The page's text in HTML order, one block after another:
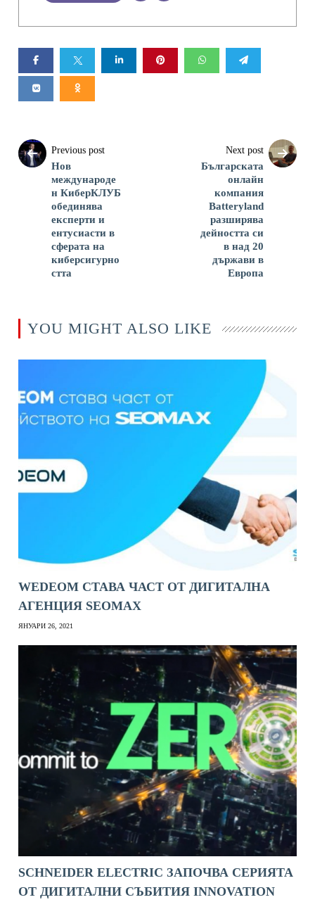
Previous post
Нов
международе
н КиберКЛУБ
обединява
експерти и
ентусиасти в
сферата на
киберсигурно
стта
Next post
Българската
онлайн
компания
Batteryland
разширява
дейността си
в над 20
държави в
Европа
YOU MIGHT ALSO LIKE
WEDEOM СТАВА ЧАСТ ОТ ДИГИТАЛНА
АГЕНЦИЯ SEOMAX
ЯНУАРИ 26, 2021
SCHNEIDER ELECTRIC ЗАПОЧВА СЕРИЯТА
ОТ ДИГИТАЛНИ СЪБИТИЯ INNOVATION